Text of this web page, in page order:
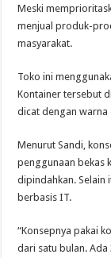
Meski
menjual produk-
masyarakat.
Toko ini
Kontainer tersebut
dicat dengan warna
Menurut Sandi,
penggunaan bekas
dipindahkan. Selain
berbasis IT.
“Konsepnya pakai
dari satu bulan. Ada